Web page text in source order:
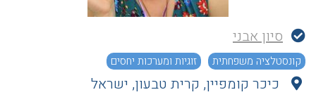
סיון אבני
קונסטלציה משפחתית זוגיות ומערכות יחסים
כיכר קומפיין, קרית טבעון, ישראל